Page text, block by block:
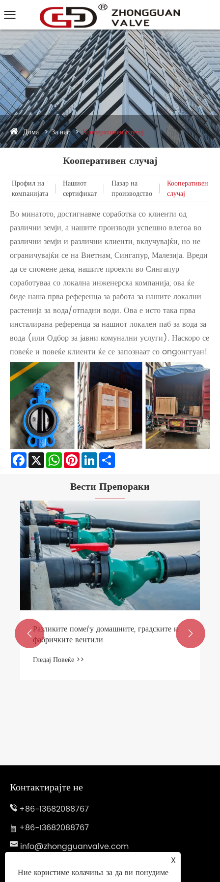
Дома За нас Кооперативен случај
Кооперативен случај
Профил на
компанијата
Нашиот
сертификат
Пазар на
производство
Кооперативен
случај
Во минатото, достигнавме соработка со клиенти од
различни земји, а нашите производи успешно влегоа во
различни земји и различни клиенти, вклучувајќи, но не
ограничувајќи се на Виетнам, Сингапур, Малезија. Вреди
да се спомене дека, нашите проекти во Сингапур
соработуваа со локална инженерска компанија, ова ќе
биде наша прва референца за работа за нашите локални
растенија за вода/отпадни води. Ова е исто така прва
инсталирана референца за нашиот локален паб за вода за
вода (или Одбор за јавни комунални услуги). Наскоро се
повеќе и повеќе клиенти ќе се запознаат со ongонггуан!
Facebook
X WhatsAppPinterestLinkedIn
Вести Препораки
Разликите помеѓу домашните, градските и
фабричките вентили
Гледај Повеќе >>
 
Контактирајте не
+86-13682088767
+86-13682088767
info@zhongguanvalve.com
Бр. 838, авенија Обеи, округот Јонџија, градот
Венжу, провинцијата hejеџијанг, Кина
X
Ние користиме колачиња за да ви понудиме